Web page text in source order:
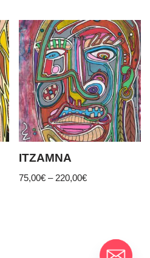
ITZAMNA
75,00€ – 220,00€